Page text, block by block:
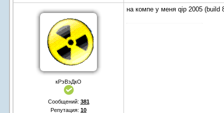
кРэВэДкО
Сообщений: 381
Репутация: 10
на компе у меня qip 2005 (build